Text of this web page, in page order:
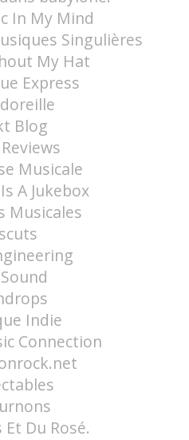
In My Mind
Singulières
My Hat
Express
Blog
Musicale
A Jukebox
Musicales
Indie
Connection
Et Du Rosé.